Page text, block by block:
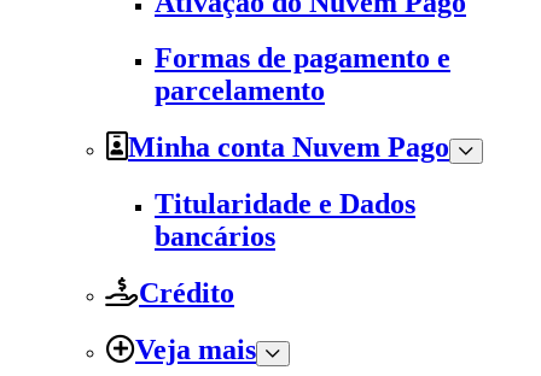
Formas de pagamento e
parcelamento
Minha conta Nuvem Pago
Titularidade e Dados
bancários
Crédito
Veja mais